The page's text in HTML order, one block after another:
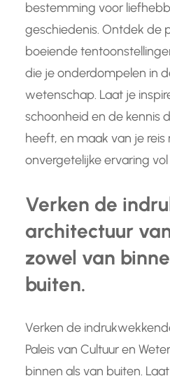
bestemming voor
geschiedenis. Ontdek de
boeiende
die je onderdompelen in
wetenschap. Laat je
schoonheid en de kennis
heeft, en maak van je reis
onvergetelijke ervaring
Verken de
architectuur
zowel van
buiten.
Verken de
Paleis van Cultuur en
binnen als van buiten.